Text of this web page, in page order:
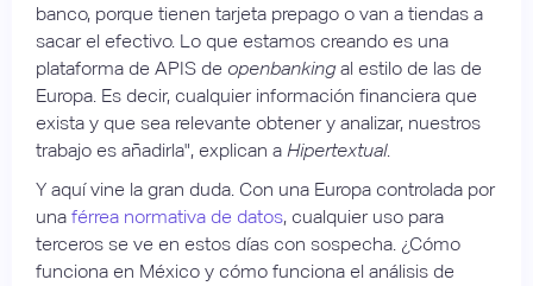
banco, porque tienen tarjeta prepago o van a tiendas a
sacar el efectivo. Lo que estamos creando es una
plataforma de APIS de openbankingal estilo de las de
Europa. Es decir, cualquier información financiera que
exista y que sea relevante obtener y analizar, nuestros
trabajo es añadirla", explican a Hipertextual.
Y aquí vine la gran duda. Con una Europa controlada por
una férrea normativa de datos, cualquier uso para
terceros se ve en estos días con sospecha. ¿Cómo
funciona en México y cómo funciona el análisis de